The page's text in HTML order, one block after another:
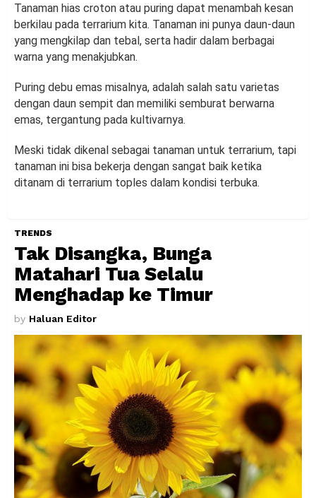
Tanaman hias croton atau puring dapat menambah kesan
berkilau pada terrarium kita. Tanaman ini punya daun-daun
yang mengkilap dan tebal, serta hadir dalam berbagai
warna yang menakjubkan.
Puring debu emas misalnya, adalah salah satu varietas
dengan daun sempit dan memiliki semburat berwarna
emas, tergantung pada kultivarnya.
Meski tidak dikenal sebagai tanaman untuk terrarium, tapi
tanaman ini bisa bekerja dengan sangat baik ketika
ditanam di terrarium toples dalam kondisi terbuka.
TRENDS
Tak Disangka, Bunga
Matahari Tua Selalu
Menghadap ke Timur
by Haluan Editor